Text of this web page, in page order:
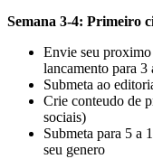
Semana 3-4: Primeiro
Envie seu
lancamento para 3
Submeta ao
Crie conteudo de
sociais)
Submeta para 5 a
seu genero